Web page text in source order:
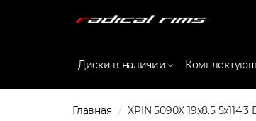
Диски в наличии
Главная XPIN 5090X 19x8.5